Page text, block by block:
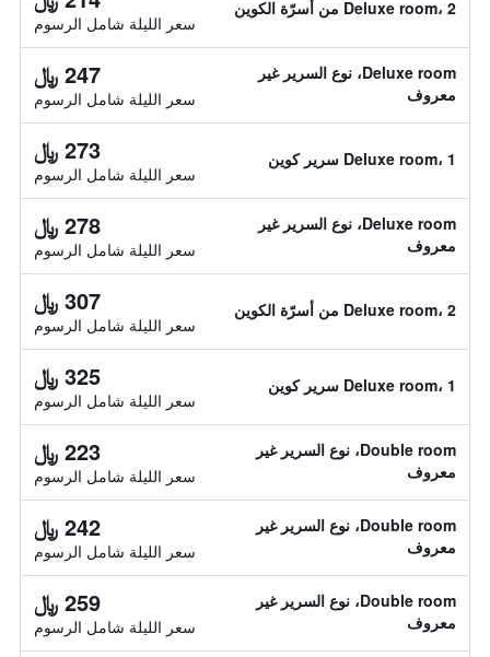
Deluxe room، 2 من أسرّة الكوين
سعر الليلة شامل الرسوم
Deluxe room، نوع السرير غير
معروف
247 ﷼
سعر الليلة شامل الرسوم
Deluxe room، 1 سرير كوين 273 ﷼
سعر الليلة شامل الرسوم
Deluxe room، نوع السرير غير
معروف
278 ﷼
سعر الليلة شامل الرسوم
Deluxe room، 2 من أسرّة الكوين 307 ﷼
سعر الليلة شامل الرسوم
Deluxe room، 1 سرير كوين 325 ﷼
سعر الليلة شامل الرسوم
Double room، نوع السرير غير
معروف
223 ﷼
سعر الليلة شامل الرسوم
Double room، نوع السرير غير
معروف
242 ﷼
سعر الليلة شامل الرسوم
Double room، نوع السرير غير
معروف
259 ﷼
سعر الليلة شامل الرسوم